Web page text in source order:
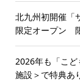
北九州初開催「
限定オープン
2026年も「こ
施設＞で特典あ